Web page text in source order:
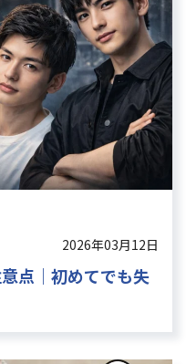
2026年03月12日
点｜初めてでも失